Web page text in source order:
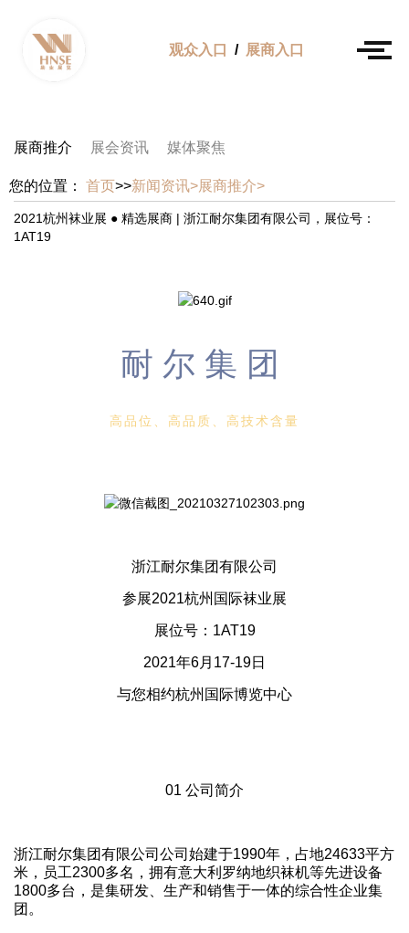
观众入口 / 展商入口
展商推介 展会资讯 媒体聚焦
您的位置： 首页>>新闻资讯>展商推介>
2021杭州袜业展 ● 精选展商 | 浙江耐尔集团有限公司，展位号：
1AT19
耐尔集团
高品位、高品质、高技术含量
浙江耐尔集团有限公司
参展2021杭州国际袜业展
展位号：1AT19
2021年6月17-19日
与您相约杭州国际博览中心
01 公司简介
浙江耐尔集团有限公司公司始建于1990年，占地24633平方
米，员工2300多名，拥有意大利罗纳地织袜机等先进设备
1800多台，是集研发、生产和销售于一体的综合性企业集
团。